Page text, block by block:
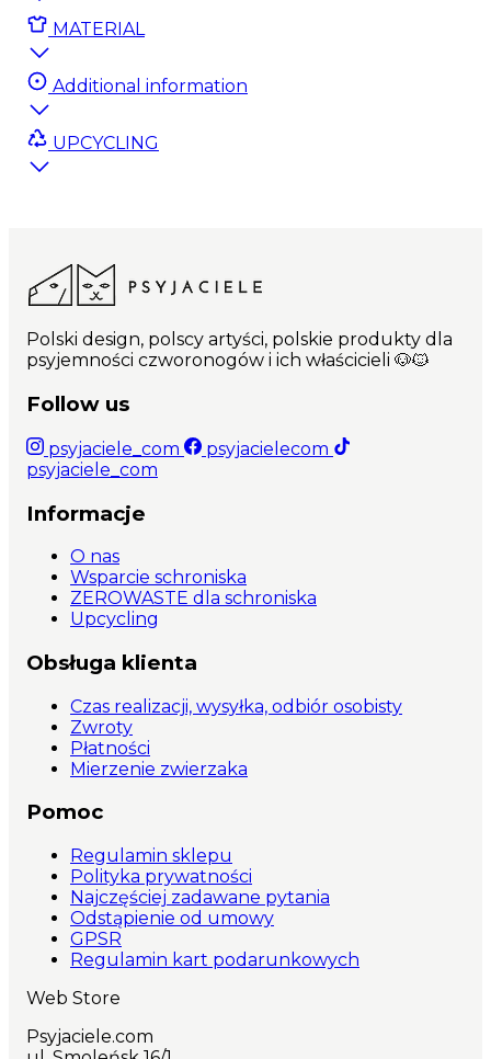
MATERIAL
Additional information
UPCYCLING
Polski design, polscy artyści, polskie produkty dla
psyjemności czworonogów i ich właścicieli 🐶🐱
Follow us
psyjaciele_com
psyjacielecom
psyjaciele_com
Informacje
O nas
Wsparcie schroniska
ZEROWASTE dla schroniska
Upcycling
Obsługa klienta
Czas realizacji, wysyłka, odbiór osobisty
Zwroty
Płatności
Mierzenie zwierzaka
Pomoc
Regulamin sklepu
Polityka prywatności
Najczęściej zadawane pytania
Odstąpienie od umowy
GPSR
Regulamin kart podarunkowych
Web Store
Psyjaciele.com